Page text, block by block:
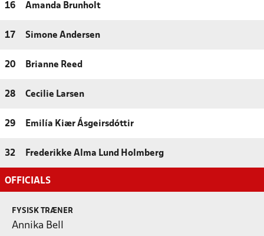
16 Amanda Brunholt
17 Simone Andersen
20 Brianne Reed
28 Cecilie Larsen
29 Emilía Kiær Ásgeirsdóttir
32 Frederikke Alma Lund Holmberg
OFFICIALS
FYSISK TRÆNER
Annika Bell